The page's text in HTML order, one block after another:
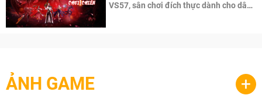
VS57, sân chơi đích thực dành cho dân
ẢNH GAME +